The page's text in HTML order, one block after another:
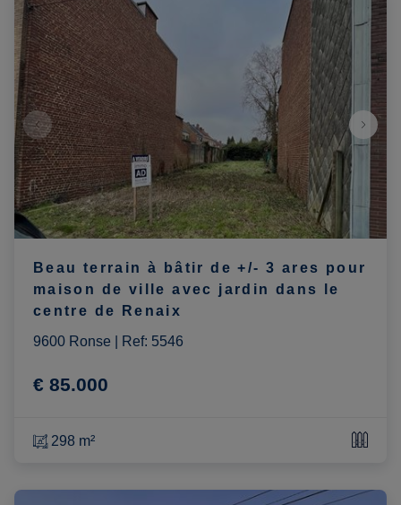
Beau terrain à bâtir de +/- 3 ares pour
maison de ville avec jardin dans le
centre de Renaix
9600 Ronse
Ref: 5546
€ 85.000
298 m²